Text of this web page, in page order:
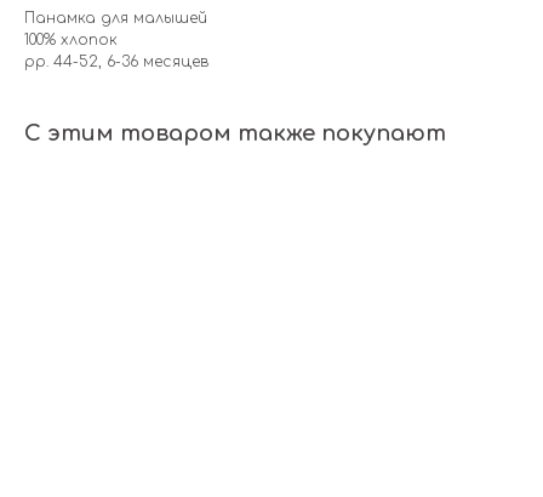
Панамка для малышей
100% хлопок
рр. 44-52, 6-36 месяцев
С этим товаром также покупают